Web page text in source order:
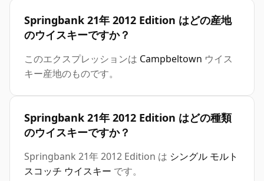
Springbank 21年 2012 Edition はどの産地
のウイスキーですか？
このエクスプレッションは Campbeltown ウイス
キー産地のものです。
Springbank 21年 2012 Edition はどの種類
のウイスキーですか？
Springbank 21年 2012 Edition は シングル モルト
スコッチ ウイスキー です。